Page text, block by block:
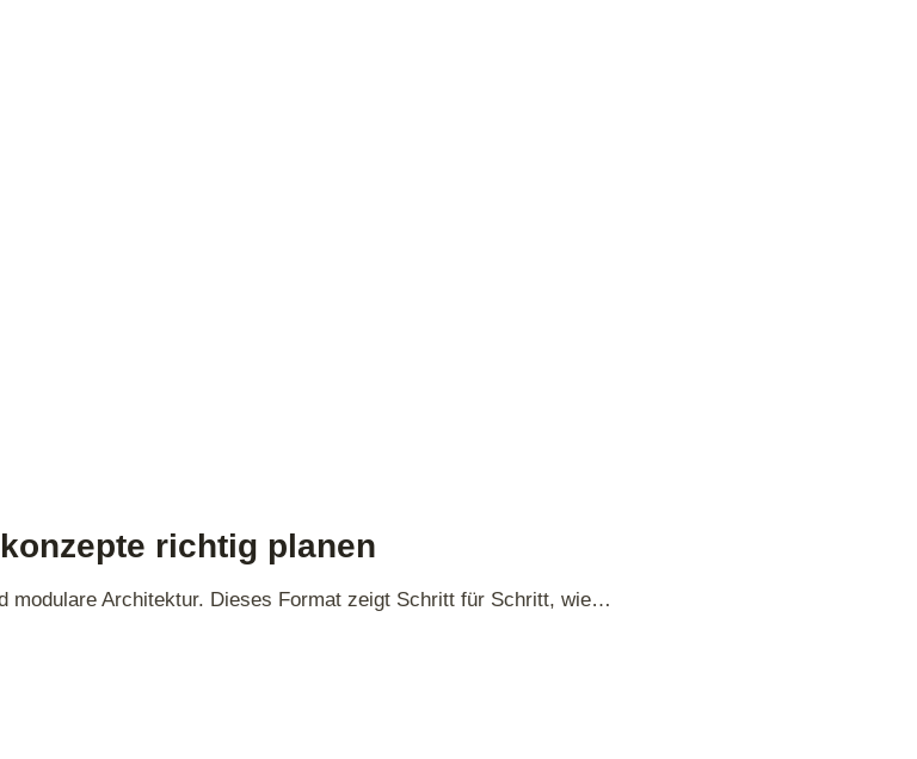
richtig planen
modulare Architektur. Dieses Format zeigt Schritt für Schritt, wie…